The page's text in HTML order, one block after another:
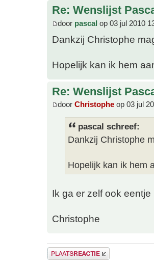
Re: Wenslijst
door pascal op 03 jul 2010
Dankzij Christophe
Hopelijk kan ik hem
Re: Wenslijst
door Christophe op 03 jul
pascal schreef:
Dankzij Christophe
Hopelijk kan ik hem
Ik ga er zelf ook
Christophe
Plaats een reactie